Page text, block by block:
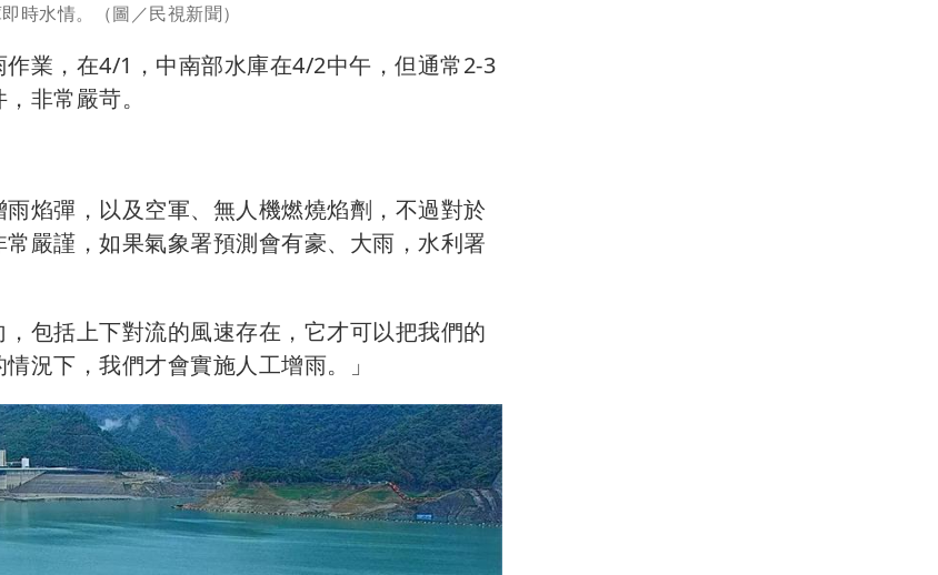
時水情。（圖／民視新聞）
業，在4/1，中南部水庫在4/2中午，但通常2-3
非常嚴苛。
焰彈，以及空軍、無人機燃燒焰劑，不過對於
嚴謹，如果氣象署預測會有豪、大雨，水利署
包括上下對流的風速存在，它才可以把我們的
況下，我們才會實施人工增雨。」